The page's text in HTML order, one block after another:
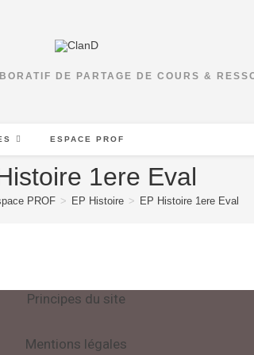
DE PARTAGE DE COURS &
ESPACE PROF
1ere Eval
PROF > EP Histoire > EP Histoire 1ere Eval
Principes du site
Mentions légales